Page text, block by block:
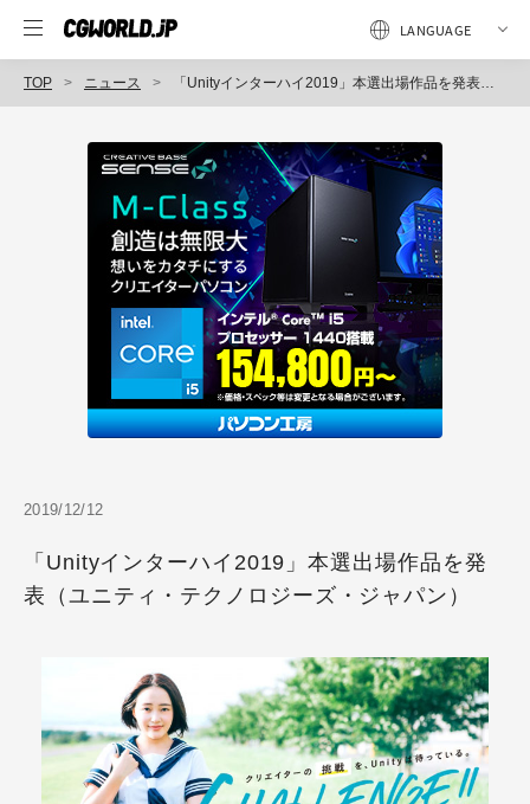
TOP ニュース 「Unityインターハイ2019」本選出場作品を発表（ユニティ・テクノロジーズ・ジャパン）
2019/12/12
「Unityインターハイ2019」本選出場作品を発
表（ユニティ・テクノロジーズ・ジャパン）